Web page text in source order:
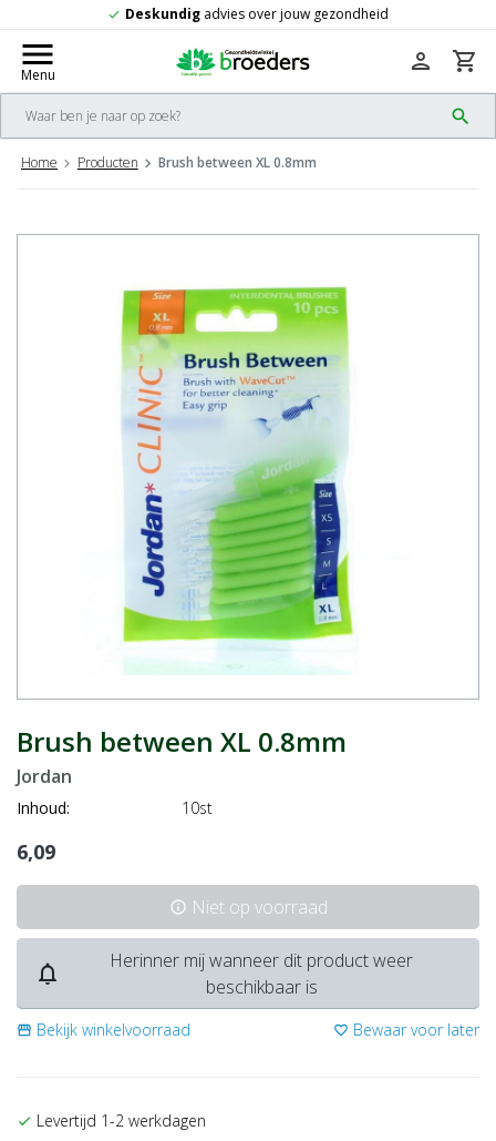
check Gratisverzending vanaf 50,-
menu
Menu
search
person shopping_cart
Home Producten Brush between XL 0.8mm
Brush between XL 0.8mm
Jordan
Inhoud: 10st
6,09
info Niet op voorraad
notifications_none
Herinner mij wanneer dit product weer
beschikbaar is
storefront Bekijk winkelvoorraad favorite_border Bewaar voor later
check Levertijd 1-2 werkdagen